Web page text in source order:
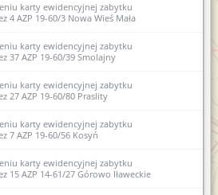
karty ewidencyjnej zabytku
4 AZP 19-60/3 Nowa Wieś Mała
karty ewidencyjnej zabytku
37 AZP 19-60/39 Smolajny
karty ewidencyjnej zabytku
27 AZP 19-60/80 Praslity
karty ewidencyjnej zabytku
7 AZP 19-60/56 Kosyń
karty ewidencyjnej zabytku
15 AZP 14-61/27 Górowo Iławeckie